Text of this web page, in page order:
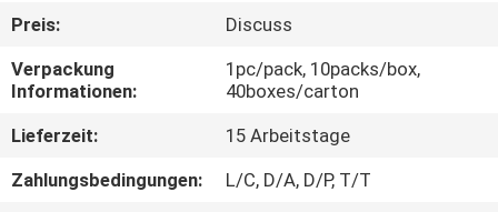
FABRIK-
AUSFLUG
QUALITÄTSKONTROLLE
Preis:
Discuss
Verpackung
Informationen:
1pc/pack, 10packs/box,
40boxes/carton
Lieferzeit:
15 Arbeitstage
Zahlungsbedingungen:
L/C, D/A, D/P, T/T